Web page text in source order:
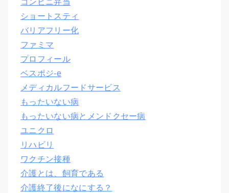
コンビニ弁当
ショートスティ
バリアフリー化
ファミマ
プロフィール
ベスポジ-e
メディカルフードサービス
もったいない病
もったいない病とメンドクセー病
ユニクロ
リハビリ
ワクチン接種
介護とは、飼育である
介護終了後になにする？